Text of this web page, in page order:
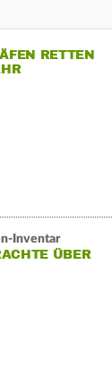
RETTEN
Inventar
ÜBER